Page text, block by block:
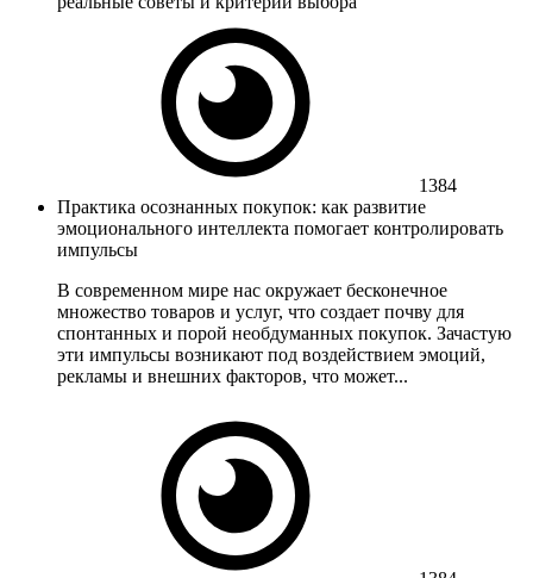
1384
Практика осознанных покупок: как развитие
эмоционального интеллекта помогает контролировать
импульсы
В современном мире нас окружает бесконечное
множество товаров и услуг, что создает почву для
спонтанных и порой необдуманных покупок. Зачастую
эти импульсы возникают под воздействием эмоций,
рекламы и внешних факторов, что может...